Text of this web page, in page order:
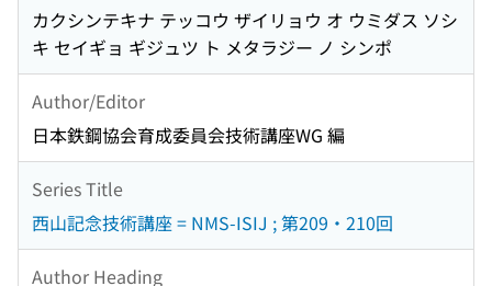
カクシンテキナ テッコウ ザイリョウ オ ウミダス ソシ
キ セイギョ ギジュツ ト メタラジー ノ シンポ
Author/Editor
日本鉄鋼協会育成委員会技術講座WG 編
Series Title
西山記念技術講座 = NMS-ISIJ ; 第209・210回
Author Heading